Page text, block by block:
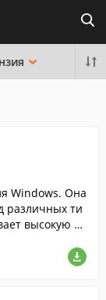
Windows. Она
различных ти
высокую ст